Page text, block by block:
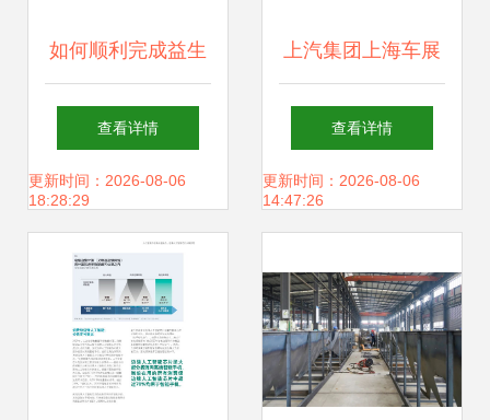
如何顺利完成益生
菌粉OEM代加工？
从质检到交货全程
答疑式工具包\n──
一份适用于1-10g
袋装固体饮料的小
查看详情
更新时间：2026-08-06
18:28:29
上汽集团上海车展
重磅车型解析与技
术趋势洞察
查看详情
更新时间：2026-08-06
14:47:26